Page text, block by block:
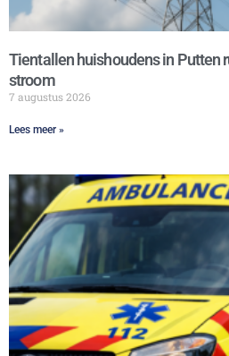
Tientallen huishoudens in Putten
stroom
7 augustus 2026
Lees meer »